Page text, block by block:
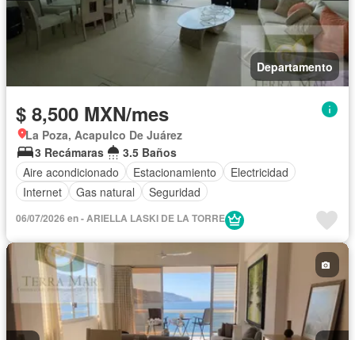
Departamento
$ 8,500 MXN/mes
La Poza, Acapulco De Juárez
3 Recámaras
3.5 Baños
Aire acondicionado
Estacionamiento
Electricidad
Internet
Gas natural Seguridad
06/07/2026 en - ARIELLA LASKI DE LA TORRE